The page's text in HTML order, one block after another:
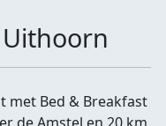
met Bed & Breakfast